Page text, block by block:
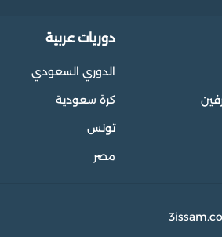
دوريات عربية
الدوري السعودي
كرة سعودية
تونس
مصر